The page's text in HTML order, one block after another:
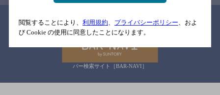
関連リンク
バー検索サイト［BAR-NAVI］
閲覧することにより、 利用規約、 プライバシーポリシー、およ
び Cookie の使用に同意したことになります。